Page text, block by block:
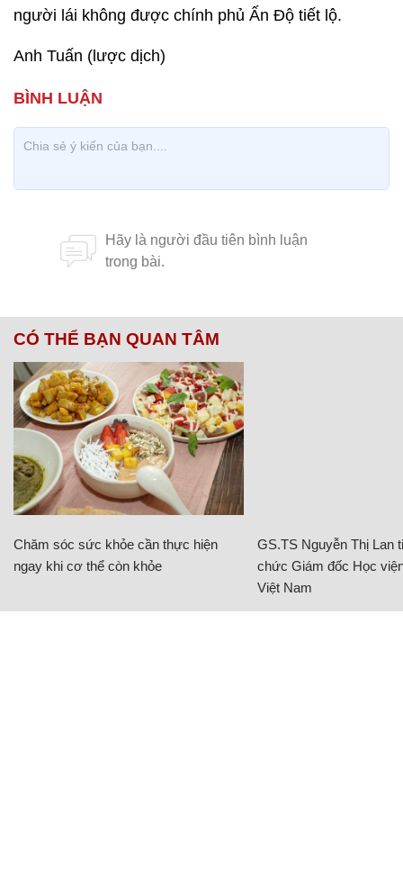
người lái không được chính phủ Ấn Độ tiết lộ.
Anh Tuấn (lược dịch)
CÓ THỂ BẠN QUAN TÂM
Chăm sóc sức khỏe cần thực hiện
ngay khi cơ thể còn khỏe
GS.TS Nguyễn Thị Lan
chức Giám đốc Học
Việt Nam